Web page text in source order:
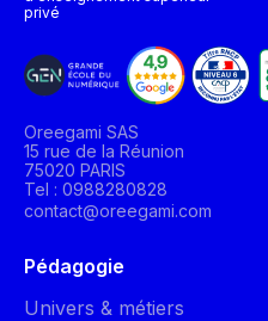
privé
Oreegami SAS
15 rue de la Réunion
75020 PARIS
Tel : 0988280828
contact@oreegami.com
Pédagogie
Univers & métiers